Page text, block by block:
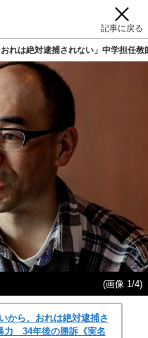
記事に戻る
れは絶対逮捕されない」中学担任
(画像 1/4)
から、おれは絶対逮捕さ
力 34年後の勝訴《実名